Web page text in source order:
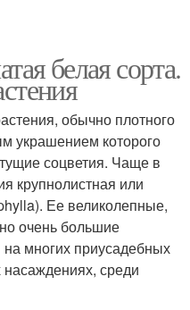
белая сорта.
обычно плотного
украшением которого
соцветия. Чаще в
крупнолистная или
Ее великолепные,
очень большие
многих приусадебных
насаждениях, среди